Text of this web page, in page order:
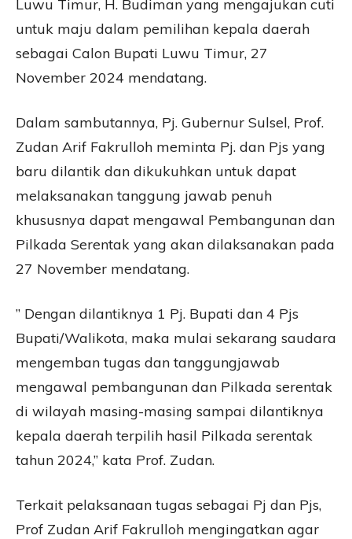
Luwu Timur, H. Budiman yang mengajukan cuti
untuk maju dalam pemilihan kepala daerah
sebagai Calon Bupati Luwu Timur, 27
November 2024 mendatang.
Dalam sambutannya, Pj. Gubernur Sulsel, Prof.
Zudan Arif Fakrulloh meminta Pj. dan Pjs yang
baru dilantik dan dikukuhkan untuk dapat
melaksanakan tanggung jawab penuh
khususnya dapat mengawal Pembangunan dan
Pilkada Serentak yang akan dilaksanakan pada
27 November mendatang.
” Dengan dilantiknya 1 Pj. Bupati dan 4 Pjs
Bupati/Walikota, maka mulai sekarang saudara
mengemban tugas dan tanggungjawab
mengawal pembangunan dan Pilkada serentak
di wilayah masing-masing sampai dilantiknya
kepala daerah terpilih hasil Pilkada serentak
tahun 2024,” kata Prof. Zudan.
Terkait pelaksanaan tugas sebagai Pj dan Pjs,
Prof Zudan Arif Fakrulloh mengingatkan agar